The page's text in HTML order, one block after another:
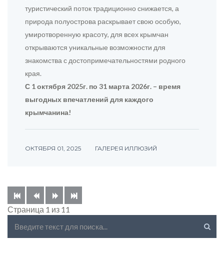
туристический поток традиционно снижается, а
природа полуострова раскрывает свою особую,
умиротворенную красоту, для всех крымчан
открываются уникальные возможности для
знакомства с достопримечательностями родного
края.
С 1 октября 2025г. по 31 марта 2026г. – время
выгодных впечатлений для каждого
крымчанина!
ОКТЯБРЯ 01, 2025 ГАЛЕРЕЯ ИЛЛЮЗИЙ
Страница 1 из 11